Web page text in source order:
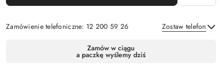
Zamówienie telefoniczne: 12 200 59 26 Zostaw telefon
Zamów w ciągu
a paczkę wyślemy dziś